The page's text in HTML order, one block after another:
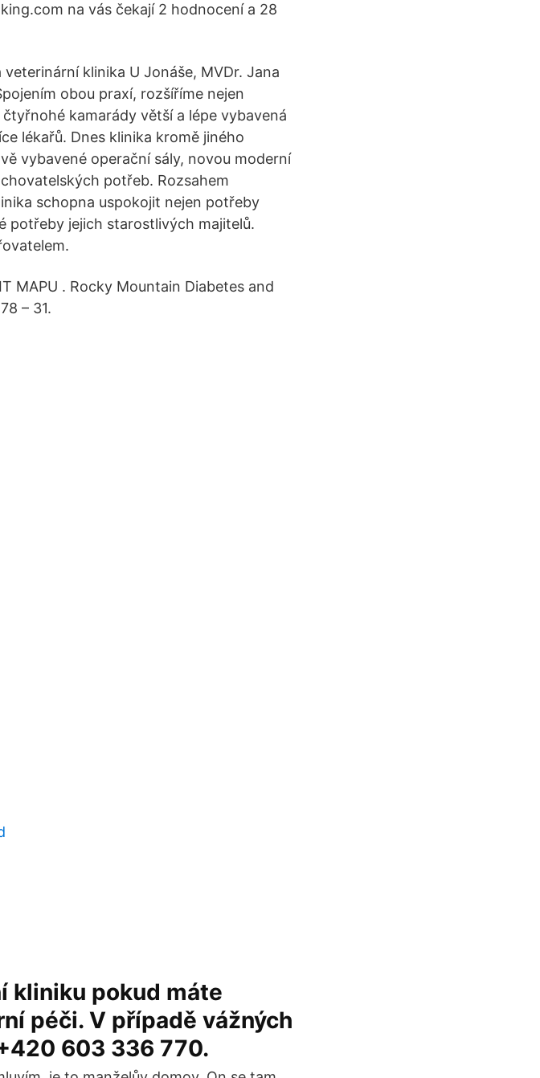
na vás čekají 2 hodnocení a 28
klinika U Jonáše, MVDr. Jana
obou praxí, rozšíříme nejen
kamarády větší a lépe vybavená
lékařů. Dnes klinika kromě jiného
vybavené operační sály, novou moderní
potřeb. Rozsahem
schopna uspokojit nejen potřeby
potřeby jejich starostlivých majitelů.
MAPU . Rocky Mountain Diabetes and
– 31.
kliniku pokud máte
péči. V případě vážných
603 336 770.